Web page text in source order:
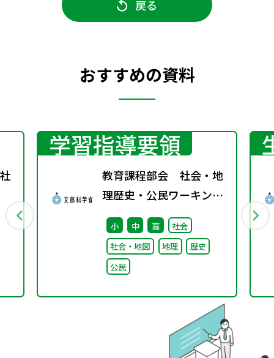
戻る
おすすめの資料
学習指導要領
教育課程部会 社会・地
理歴史・公民ワーキング
（第7回） 配付資料
小 中 高
社会
社会・地図
地理
歴史
公民